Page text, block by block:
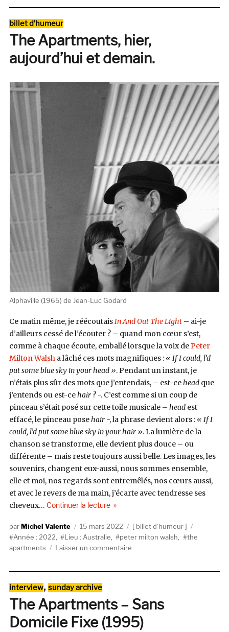
Catégories
billet d’humeur
The Apartments, hier,
aujourd’hui et demain.
Alphaville (1965) de Jean-Luc Godard
Ce matin même, je réécoutaisIn And Out The Light– ai-je
d’ailleurs cessé de l’écouter ? – quand mon cœur s’est,
comme à chaque écoute, emballé lorsque la voix dePeter
Milton Walsha lâché ces mots magnifiques : « If I could, l’d
put some blue sky in your head ». Pendant un instant, je
n’étais plus sûr des mots que j’entendais, – est-ceheadque
j’entends ou est-cehair? -. C’est comme si un coup de
pinceau s’était posé sur cette toile musicale – headest
effacé, le pinceau posehair-, la phrase devient alors : « If I
could, l’d put some blue sky in your hair ». La lumière de la
chanson se transforme, elle devient plus douce – ou
différente – mais reste toujours aussi belle. Les images, les
souvenirs, changent eux-aussi, nous sommes ensemble,
elle et moi, nos regards sont entremêlés, nos cœurs aussi,
et avec le revers de ma main, j’écarte avec tendresse ses
cheveux… Continuer la lecturede « The Apartments, hier,
AuteurMichel Valente
Publié
le
15 mars 2022 Catégories
billet d’humeur
Année : 2022, Lieu : Australie, peter milton walsh,
the
apartments
Laisser un commentairesur
et
demain.
Catégories
interview, sunday archive
The Apartments – Sans
Domicile Fixe (1995)